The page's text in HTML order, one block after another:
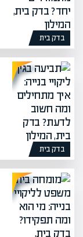
בדק בית
בדק בית